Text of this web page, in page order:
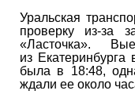
Уральская
проверку из-за
«Ласточка».
из
была в 18:48,
ждали ее около